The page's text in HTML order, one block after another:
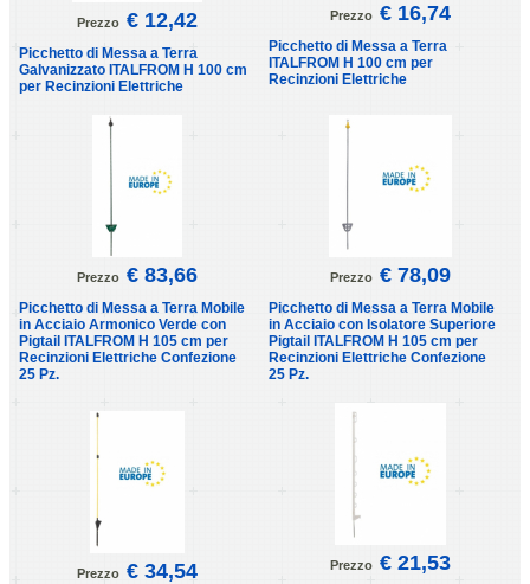
Prezzo € 12,42
Picchetto di Messa a Terra
Galvanizzato ITALFROM H 100 cm
per Recinzioni Elettriche
Prezzo € 16,74
Picchetto di Messa a Terra
ITALFROM H 100 cm per
Recinzioni Elettriche
Prezzo € 83,66
Picchetto di Messa a Terra Mobile
in Acciaio Armonico Verde con
Pigtail ITALFROM H 105 cm per
Recinzioni Elettriche Confezione
25 Pz.
Prezzo € 78,09
Picchetto di Messa a Terra Mobile
in Acciaio con Isolatore Superiore
Pigtail ITALFROM H 105 cm per
Recinzioni Elettriche Confezione
25 Pz.
Prezzo € 34,54 Prezzo € 21,53